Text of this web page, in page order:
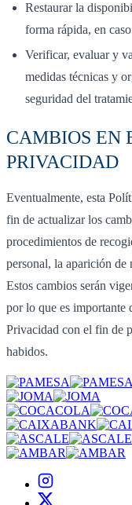
Restaurar la
forma rápida, en
Verificar, evaluar y
medidas técnicas y
seguridad del
CAMBIOS EN
PRIVACIDAD
Eventualmente, esta
fin de actualizar los
procedimientos de
personal, la aparición de
Estos cambios serán
por lo que es importante
Privacidad con el fin de
habidos.